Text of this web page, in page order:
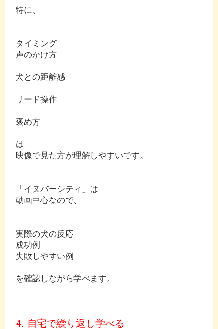
特に、
タイミング
声のかけ方
犬との距離感
リード操作
褒め方
は
映像で見た方が理解しやすいです。
「イヌバーシティ」は
動画中心なので、
実際の犬の反応
成功例
失敗しやすい例
を確認しながら学べます。
4. 自宅で繰り返し学べる